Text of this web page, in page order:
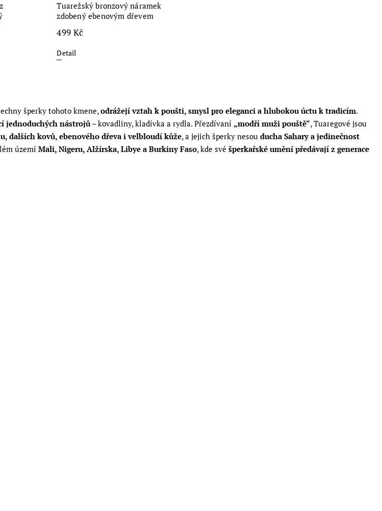
Tuarežský bronzový náramek
zdobený ebenovým dřevem
499 Kč
Detail
šperky tohoto kmene,odrážejí vztah k poušti, smysl pro eleganci a hlubokou úctu k tradicím.
jednoduchých nástrojů– kovadliny, kladívka a rydla. Přezdívaní „modří muži pouště“, Tuaregové jsou
dalších kovů, ebenového dřeva i velbloudí kůže, a jejich šperky nesou ducha Sahary a jedinečnost
území Mali, Nigeru, Alžírska, Libye a Burkiny Faso, kde své šperkařské umění předávají z generace